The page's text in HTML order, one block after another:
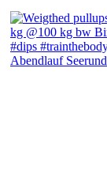
Abendlauf